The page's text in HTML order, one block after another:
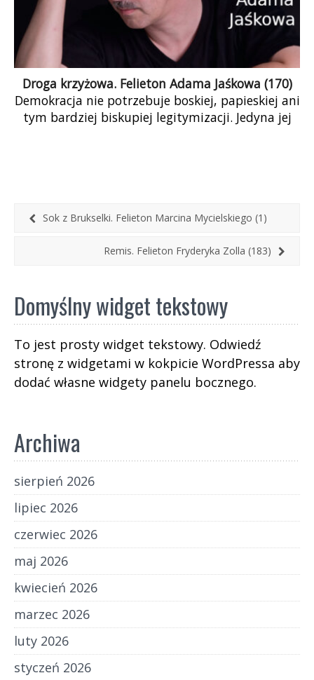
Droga krzyżowa. Felieton Adama Jaśkowa (170)
Demokracja nie potrzebuje boskiej, papieskiej ani
tym bardziej biskupiej legitymizacji. Jedyna jej
Sok z Brukselki. Felieton Marcina Mycielskiego (1)
Remis. Felieton Fryderyka Zolla (183)
Domyślny widget tekstowy
To jest prosty widget tekstowy. Odwiedź
stronę z widgetami w kokpicie WordPressa aby
dodać własne widgety panelu bocznego.
Archiwa
sierpień 2026
lipiec 2026
czerwiec 2026
maj 2026
kwiecień 2026
marzec 2026
luty 2026
styczeń 2026